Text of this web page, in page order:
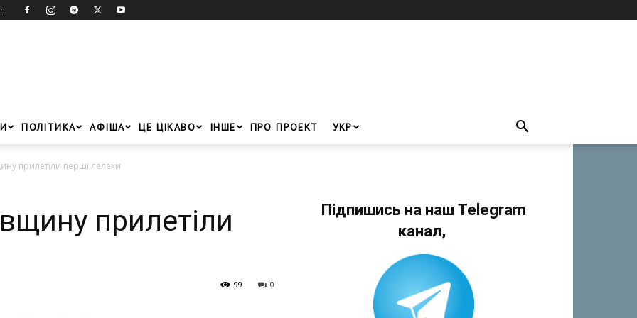
ПОЛІТИКА АФІША ЦЕ ЦІКАВО ІНШЕ ПРО ПРОЕКТ УКР
прилетіли перші лелеки
прилетіли
0
99
Підпишись на наш Telegram
канал,